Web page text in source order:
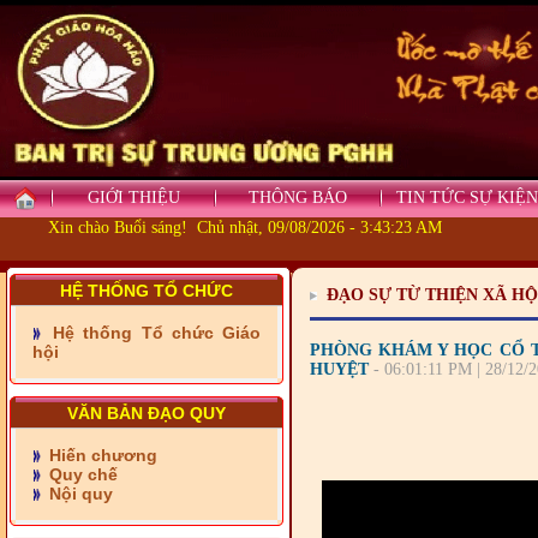
GIỚI THIỆU THÔNG BÁO
TIN TỨC SỰ KIỆN
Xin chào Buổi sáng! Chủ nhật, 09/08/2026 - 3:43:24 AM
HỆ THỐNG TỔ CHỨC
Hệ thống Tổ chức Giáo
hội
VĂN BẢN ĐẠO QUY
Hiến chương
Quy chế
Nội quy
- Những tấm lòng thiện
- BAN TRỊ SỰ XÃ ĐẠI
PHƯỚC TỈNH ĐỒNG NAI
TIẾP SỨC ĐẾN TRƯỜNG
- Xã Châu Phú khánh
thành cầu Kênh 7 - Nam
kênh Quốc Gia
- Xã Phú Lâm bàn giao 9
ĐẠO SỰ TỪ THIỆN XÃ
PHÒNG KHÁM Y HỌC CỔ
HUYỆT - 06:01:11 PM | 28/12/